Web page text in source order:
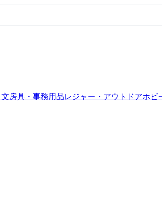
文房具・事務用品レジャー・アウトドアホビ